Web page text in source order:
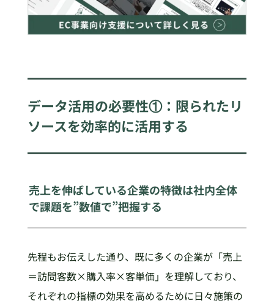
データ活用の必要性①：限られたリ
ソースを効率的に活用する
売上を伸ばしている企業の特徴は社内全体
で課題を”数値で”把握する
先程もお伝えした通り、既に多くの企業が「売上
＝訪問客数×購入率×客単価」を理解しており、
それぞれの指標の効果を高めるために日々施策の